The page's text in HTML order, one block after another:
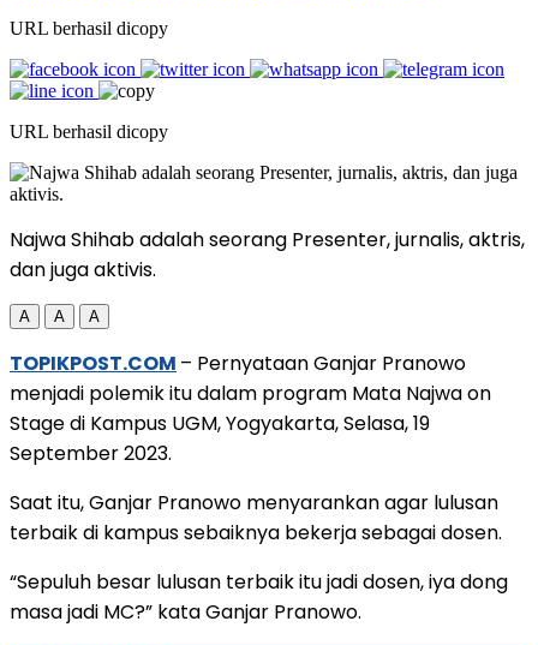
URL berhasil dicopy
URL berhasil dicopy
Najwa Shihab adalah seorang Presenter, jurnalis, aktris,
dan juga aktivis.
A A A
TOPIKPOST.COM – Pernyataan Ganjar Pranowo
menjadi polemik itu dalam program Mata Najwa on
Stage di Kampus UGM, Yogyakarta, Selasa, 19
September 2023.
Saat itu, Ganjar Pranowo menyarankan agar lulusan
terbaik di kampus sebaiknya bekerja sebagai dosen.
“Sepuluh besar lulusan terbaik itu jadi dosen, iya dong
masa jadi MC?” kata Ganjar Pranowo.